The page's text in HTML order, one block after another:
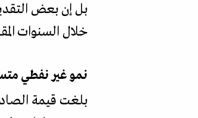
بل إن بعض
خلال السنوات
نمو غير نفطي
بلغت قيمة